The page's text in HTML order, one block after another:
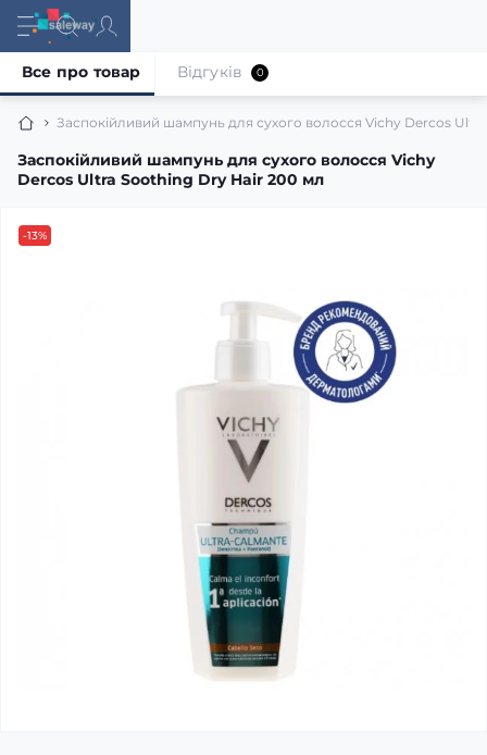
Заспокійливий шампунь для сухого волосся Vichy Dercos
Заспокійливий шампунь для сухого волосся Vichy
Dercos Ultra Soothing Dry Hair 200 мл
Все про товар Відгуків 0
-13%